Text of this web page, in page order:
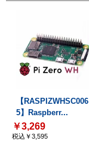
【RASPIZWHSC006
5】Raspberr...
￥3,269
税込￥3,595